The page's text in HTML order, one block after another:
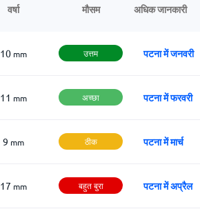
वर्षा मौसम अधिक जानकारी
10 mm उत्तम पटना में जनवरी
11 mm अच्छा पटना में फरवरी
9 mm ठीक पटना में मार्च
17 mm बहुत बुरा पटना में अप्रैल